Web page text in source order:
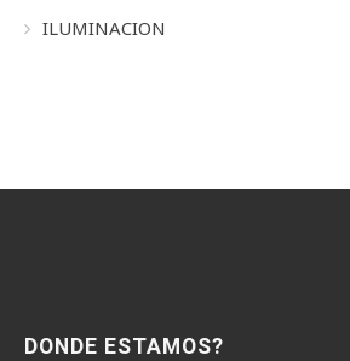
ILUMINACION
DONDE ESTAMOS?